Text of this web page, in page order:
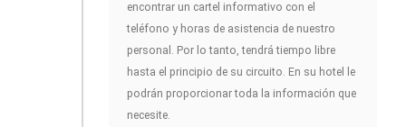
encontrar un cartel informativo con el
teléfono y horas de asistencia de nuestro
personal. Por lo tanto, tendrá tiempo libre
hasta el principio de su circuito. En su hotel le
podrán proporcionar toda la información que
necesite.